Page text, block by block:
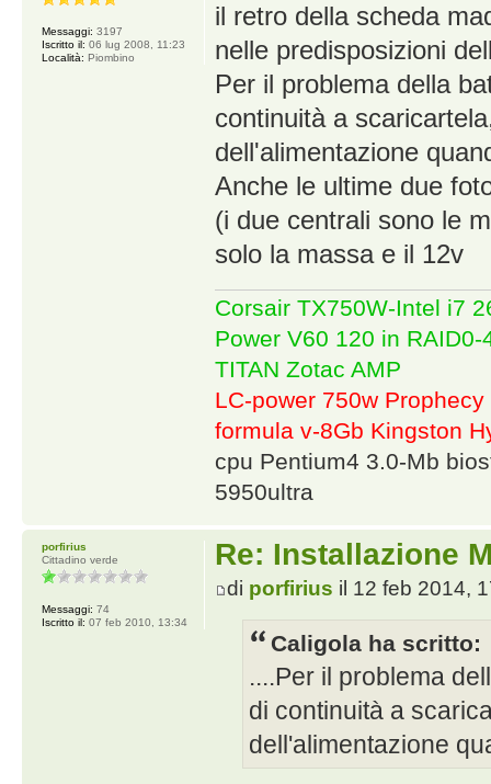
il retro della scheda
nelle predisposizioni
Per il problema della
continuità a
dell'alimentazione
Anche le ultime due
(i due centrali sono le
solo la massa e il 12v
Corsair TX750W-Intel i7
Power V60 120 in
TITAN Zotac AMP
LC-power 750w
formula v-8Gb Kingston
cpu Pentium4 3.0-Mb
5950ultra
Messaggi: 3197
Iscritto il: 06 lug 2008, 11:23
Località: Piombino
Re: Installazione
di porfirius il 12 feb 2014,
Caligola ha scritto:
....Per il problema
di continuità a
dell'alimentazione
porfirius
Cittadino verde
Messaggi: 74
Iscritto il: 07 feb 2010, 13:34